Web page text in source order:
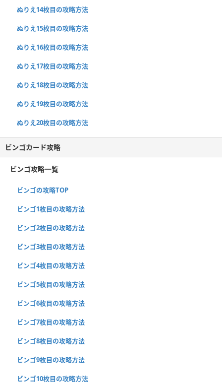
ぬりえ14枚目の攻略方法
ぬりえ15枚目の攻略方法
ぬりえ16枚目の攻略方法
ぬりえ17枚目の攻略方法
ぬりえ18枚目の攻略方法
ぬりえ19枚目の攻略方法
ぬりえ20枚目の攻略方法
ビンゴカード攻略
ビンゴ攻略一覧
ビンゴの攻略TOP
ビンゴ1枚目の攻略方法
ビンゴ2枚目の攻略方法
ビンゴ3枚目の攻略方法
ビンゴ4枚目の攻略方法
ビンゴ5枚目の攻略方法
ビンゴ6枚目の攻略方法
ビンゴ7枚目の攻略方法
ビンゴ8枚目の攻略方法
ビンゴ9枚目の攻略方法
ビンゴ10枚目の攻略方法